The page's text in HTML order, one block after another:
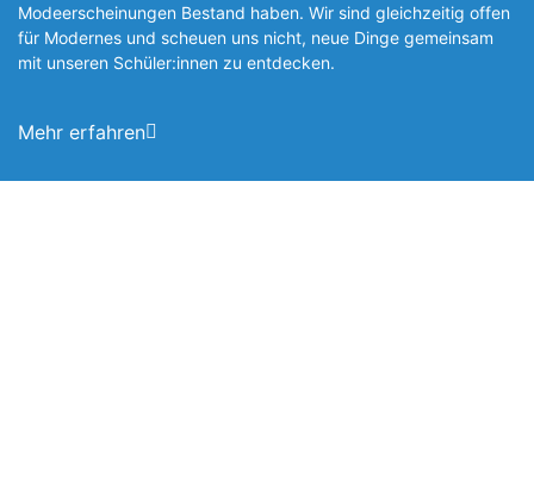
Modeerscheinungen Be­stand haben. Wir sind gleichzeitig offen
für Modernes und scheuen uns nicht, neue Dinge gemeinsam
mit unseren Schüler:innen zu entde­cken.
Mehr erfahren